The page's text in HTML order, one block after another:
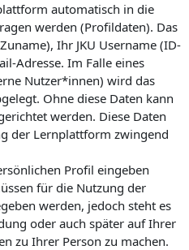
automatisch in die
werden (Profildaten). Das
Ihr JKU Username (ID-
Adresse. Im Falle eines
Nutzer*innen) wird das
Ohne diese Daten kann
werden. Diese Daten
der Lernplattform zwingend
Profil eingeben
für die Nutzung der
werden, jedoch steht es
oder auch später auf Ihrer
zu Ihrer Person zu machen.